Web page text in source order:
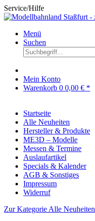
Service/Hilfe
Menü
Suchen
Mein Konto
Warenkorb 0 0,00 € *
Startseite
Alle Neuheiten
Hersteller & Produkte
ME3D – Modelle
Messen & Termine
Auslaufartikel
Specials & Kalender
AGB & Sonstiges
Impressum
Widerruf
Zur Kategorie Alle Neuheiten